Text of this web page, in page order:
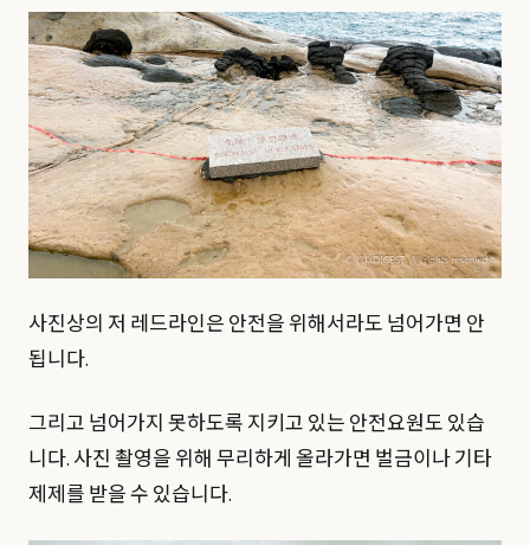
사진상의 저 레드라인은 안전을 위해서라도 넘어가면 안
됩니다.
그리고 넘어가지 못하도록 지키고 있는 안전요원도 있습
니다. 사진 촬영을 위해 무리하게 올라가면 벌금이나 기타
제제를 받을 수 있습니다.